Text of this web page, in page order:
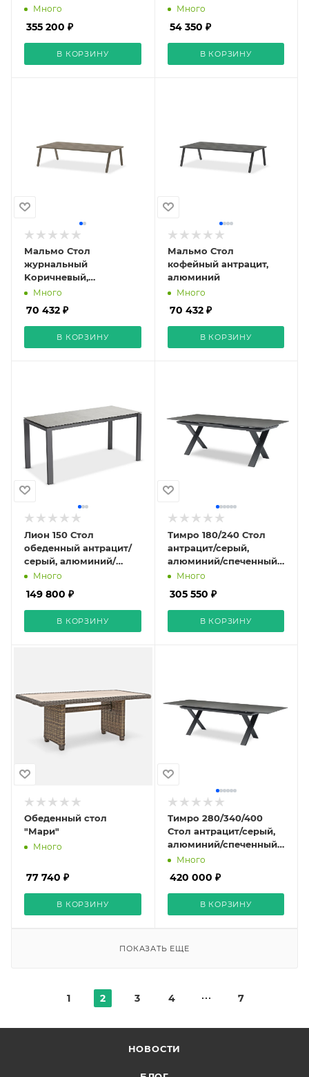
камень
Много
355 200 ₽
В КОРЗИНУ
(шоколад)
Много
54 350 ₽
В КОРЗИНУ
Мальмо Стол
журнальный
Kоричневый,
алюминий
Много
70 432 ₽
В КОРЗИНУ
Мальмо Стол
кофейный антрацит,
алюминий
Много
70 432 ₽
В КОРЗИНУ
Лион 150 Стол
обеденный антрацит/
серый, алюминий/
спеченный камень
Много
149 800 ₽
В КОРЗИНУ
Тимро 180/240 Стол
антрацит/серый,
алюминий/спеченный
камень
Много
305 550 ₽
В КОРЗИНУ
Обеденный стол
"Мари"
Много
77 740 ₽
В КОРЗИНУ
Тимро 280/340/400
Стол антрацит/серый,
алюминий/спеченный
камень
Много
420 000 ₽
В КОРЗИНУ
ПОКАЗАТЬ ЕЩЕ
1 2 3 4 7
НОВОСТИ